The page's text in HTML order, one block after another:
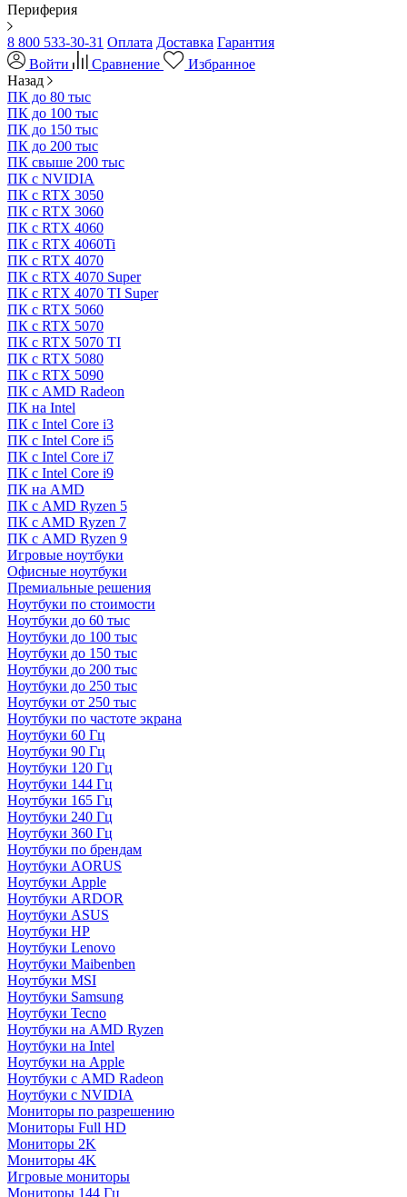
Периферия
8 800 533-30-31 Оплата Доставка Гарантия
Войти
Сравнение
Избранное
Назад
ПК до 80 тыс
ПК до 100 тыс
ПК до 150 тыс
ПК до 200 тыс
ПК свыше 200 тыс
ПК с NVIDIA
ПК с RTX 3050
ПК с RTX 3060
ПК с RTX 4060
ПК с RTX 4060Ti
ПК с RTX 4070
ПК с RTX 4070 Super
ПК с RTX 4070 TI Super
ПК с RTX 5060
ПК с RTX 5070
ПК с RTX 5070 TI
ПК с RTX 5080
ПК с RTX 5090
ПК с AMD Radeon
ПК на Intel
ПК с Intel Core i3
ПК с Intel Core i5
ПК с Intel Core i7
ПК с Intel Core i9
ПК на AMD
ПК с AMD Ryzen 5
ПК c AMD Ryzen 7
ПК с AMD Ryzen 9
Игровые ноутбуки
Офисные ноутбуки
Премиальные решения
Ноутбуки по стоимости
Ноутбуки до 60 тыс
Ноутбуки до 100 тыс
Ноутбуки до 150 тыс
Ноутбуки до 200 тыс
Ноутбуки до 250 тыс
Ноутбуки от 250 тыс
Ноутбуки по частоте экрана
Ноутбуки 60 Гц
Ноутбуки 90 Гц
Ноутбуки 120 Гц
Ноутбуки 144 Гц
Ноутбуки 165 Гц
Ноутбуки 240 Гц
Ноутбуки 360 Гц
Ноутбуки по брендам
Ноутбуки AORUS
Ноутбуки Apple
Ноутбуки ARDOR
Ноутбуки ASUS
Ноутбуки HP
Ноутбуки Lenovo
Ноутбуки Maibenben
Ноутбуки MSI
Ноутбуки Samsung
Ноутбуки Tecno
Ноутбуки на AMD Ryzen
Ноутбуки на Intel
Ноутбуки на Apple
Ноутбуки с AMD Radeon
Ноутбуки с NVIDIA
Мониторы по разрешению
Мониторы Full HD
Мониторы 2K
Мониторы 4K
Игровые мониторы
Мониторы 144 Гц